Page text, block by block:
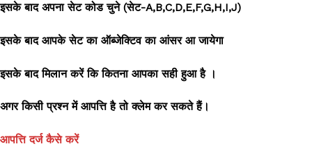
इसके बाद अपना सेट कोड चुने (सेट-A,B,C,D,E,F,G,H,I,J)
इसके बाद आपके सेट का ऑब्जेक्टिव का आंसर आ जायेगा
इसके बाद मिलान करें कि कितना आपका सही हुआ है ।
अगर किसी प्रश्न में आपत्ति है तो क्लेम कर सकते हैं।
आपत्ति दर्ज कैसे करें